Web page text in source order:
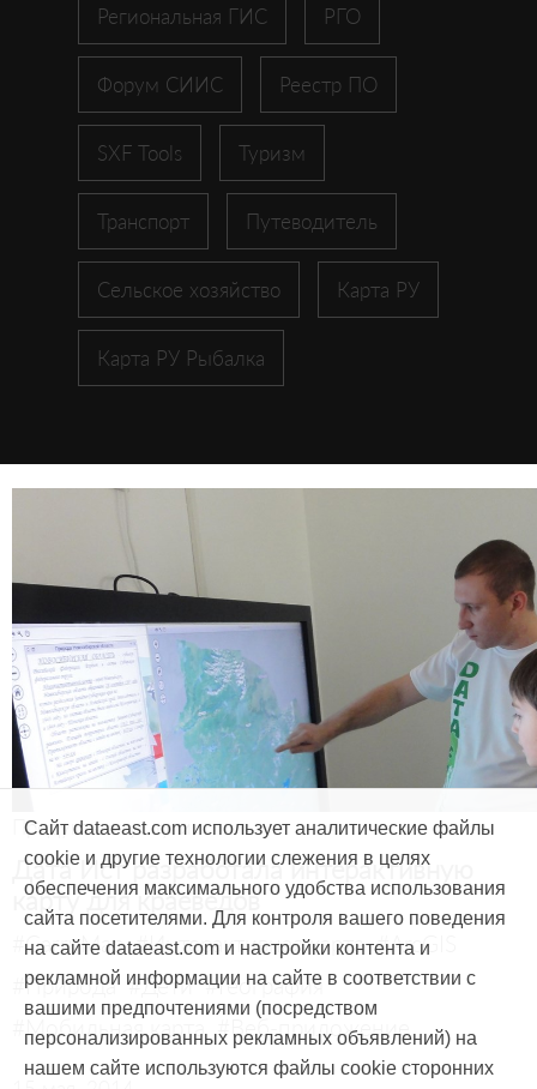
Региональная ГИС РГО
Форум СИИС Реестр ПО
SXF Tools Туризм
Транспорт Путеводитель
Сельское хозяйство Карта РУ
Карта РУ Рыбалка
Продукты и услуги
Дата Ист разработала интерактивную
карту для краеведов
#CarryMap #Интерактивная карта #ArcGIS
#Природа #Дети #География
#Мобильная карта #Веб-приложение
Сайт dataeast.com использует аналитические файлы
cookie и другие технологии слежения в целях
обеспечения максимального удобства использования
сайта посетителями. Для контроля вашего поведения
на сайте dataeast.com и настройки контента и
рекламной информации на сайте в соответствии с
вашими предпочтениями (посредством
персонализированных рекламных объявлений) на
нашем сайте используются файлы cookie сторонних